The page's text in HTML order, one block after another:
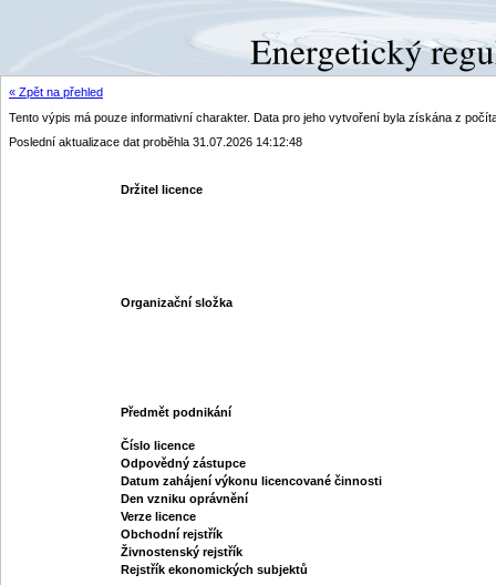
« Zpět na přehled
Tento výpis má pouze informativní charakter. Data pro jeho vytvoření byla získána z
Poslední aktualizace dat proběhla 31.07.2026 14:12:48
Držitel licence
Organizační složka
Předmět podnikání
Číslo licence
Odpovědný zástupce
Datum zahájení výkonu licencované činnosti
Den vzniku oprávnění
Verze licence
Obchodní rejstřík
Živnostenský rejstřík
Rejstřík ekonomických subjektů